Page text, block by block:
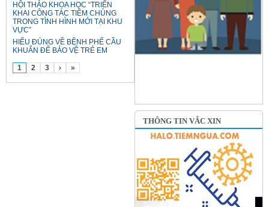
HỘI THẢO KHOA HỌC “TRIỂN
KHAI CÔNG TÁC TIÊM CHỦNG
TRONG TÌNH HÌNH MỚI TẠI KHU
VỰC”
HIỂU ĐÚNG VỀ BỆNH PHẾ CẦU
KHUẨN ĐỂ BẢO VỆ TRẺ EM
1 2 3 › »
THÔNG TIN VẮC XIN